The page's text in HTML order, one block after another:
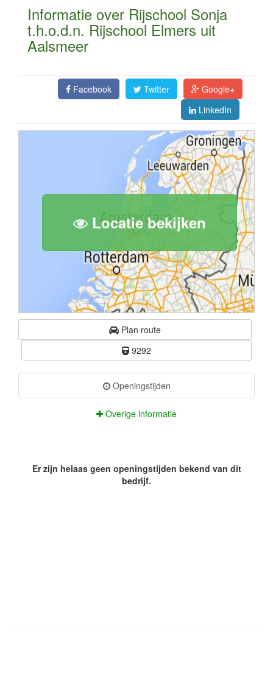
Informatie over Rijschool Sonja
t.h.o.d.n. Rijschool Elmers uit
Aalsmeer
Facebook Twitter
Google+
LinkedIn
Locatie bekijken
Plan route
9292
Openingstijden
Overige informatie
Er zijn helaas geen openingstijden bekend van dit
bedrijf.